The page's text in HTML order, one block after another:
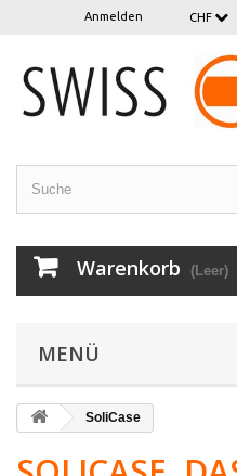
CHF
Anmelden
Warenkorb (Leer)
MENÜ
SoliCase